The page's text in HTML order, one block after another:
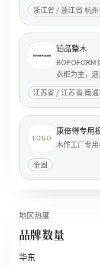
浙江省 / 浙江省 杭
铂品整木
衣柜为主，
门。
誉国际家具...
江苏省 / 江苏省 南
LOGO
康倍得专用
木作工厂专
全国
地区热度
品牌数量
华东